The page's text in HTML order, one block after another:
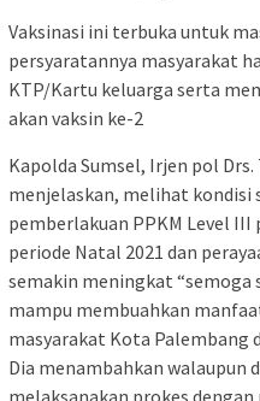
Vaksinasi ini terbuka untuk
persyaratannya masyarakat
KTP/Kartu keluarga serta
akan vaksin ke-2
Kapolda Sumsel, Irjen pol
menjelaskan, melihat kondisi
pemberlakuan PPKM Level
periode Natal 2021 dan
semakin meningkat
mampu membuahkan
masyarakat Kota Palembang
Dia menambahkan walaupun
melaksanakan prokes